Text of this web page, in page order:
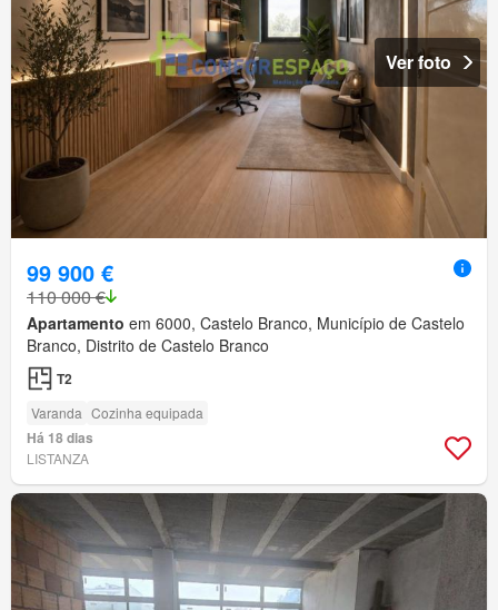
Ver foto
99 900 €
110 000 €
Apartamento em 6000, Castelo Branco, Município de Castelo
Branco, Distrito de Castelo Branco
T2
Varanda Cozinha equipada
Há 18 dias
LISTANZA